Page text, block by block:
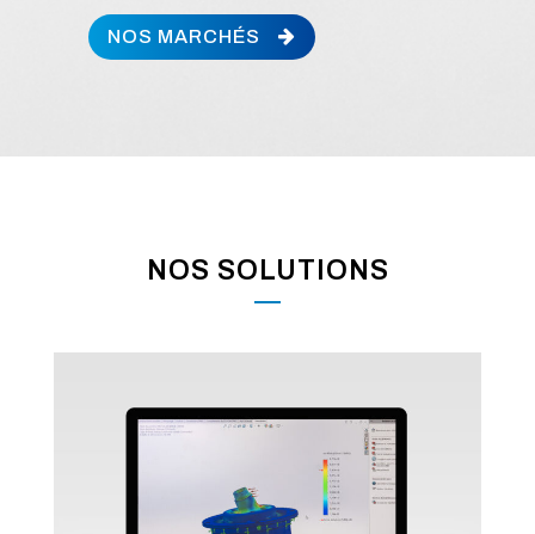
NOS MARCHÉS
NOS SOLUTIONS